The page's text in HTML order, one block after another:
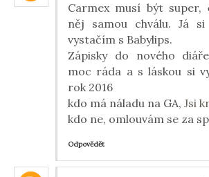
Carmex musí být super,
něj samou chválu. Já
vystačím s Babylips.
Zápisky do nového
moc ráda a s láskou si
rok 2016
kdo má náladu na GA, Jsi
kdo ne, omlouvám se za
Odpovědět